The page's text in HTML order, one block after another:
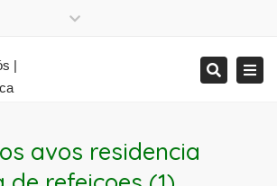
7:00 - 17:00
+ 386 40 111 5555
Mon - Sat: 7:00 - 17:00
Search
avos residencia